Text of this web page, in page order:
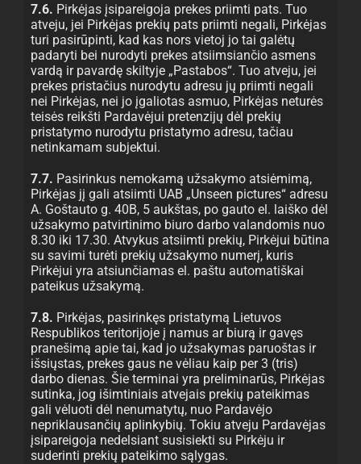
7.6. Pirkėjas įsipareigoja prekes priimti pats. Tuo
atveju, jei Pirkėjas prekių pats priimti negali, Pirkėjas
turi pasirūpinti, kad kas nors vietoj jo tai galėtų
padaryti bei nurodyti prekes atsiimsiančio asmens
vardą ir pavardę skiltyje „Pastabos“. Tuo atveju, jei
prekes pristačius nurodytu adresu jų priimti negali
nei Pirkėjas, nei jo įgaliotas asmuo, Pirkėjas neturės
teisės reikšti Pardavėjui pretenzijų dėl prekių
pristatymo nurodytu pristatymo adresu, tačiau
netinkamam subjektui.
7.7. Pasirinkus nemokamą užsakymo atsiėmimą,
Pirkėjas jį gali atsiimti UAB „Unseen pictures“ adresu
A. Goštauto g. 40B, 5 aukštas, po gauto el. laiško dėl
užsakymo patvirtinimo biuro darbo valandomis nuo
8.30 iki 17.30. Atvykus atsiimti prekių, Pirkėjui būtina
su savimi turėti prekių užsakymo numerį, kuris
Pirkėjui yra atsiunčiamas el. paštu automatiškai
pateikus užsakymą.
7.8. Pirkėjas, pasirinkęs pristatymą Lietuvos
Respublikos teritorijoje į namus ar biurą ir gavęs
pranešimą apie tai, kad jo užsakymas paruoštas ir
išsiųstas, prekes gaus ne vėliau kaip per 3 (tris)
darbo dienas. Šie terminai yra preliminarūs, Pirkėjas
sutinka, jog išimtiniais atvejais prekių pateikimas
gali vėluoti dėl nenumatytų, nuo Pardavėjo
nepriklausančių aplinkybių. Tokiu atveju Pardavėjas
įsipareigoja nedelsiant susisiekti su Pirkėju ir
suderinti prekių pateikimo sąlygas.